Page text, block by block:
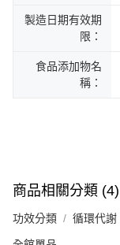
製造日期有效期
限：
食品添加物名
稱：
商品相關分類 (4)
功效分類 循環代謝